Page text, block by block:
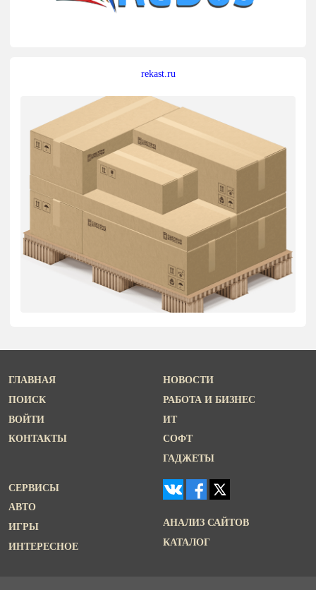
rekast.ru
ГЛАВНАЯ
ПОИСК
ВОЙТИ
КОНТАКТЫ
НОВОСТИ
РАБОТА И БИЗНЕС
ИТ
СОФТ
ГАДЖЕТЫ
СЕРВИСЫ
АВТО
ИГРЫ
ИНТЕРЕСНОЕ
АНАЛИЗ САЙТОВ
КАТАЛОГ